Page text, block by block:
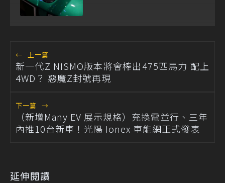
← 上一篇
新一代Z NISMO版本將會榨出475匹馬力 配上
4WD？ 惡魔Z封號再現
下一篇 →
（新增Many EV 展示規格）充換電並行、三年
內推10台新車！光陽 Ionex 車能網正式發表
延伸閱讀